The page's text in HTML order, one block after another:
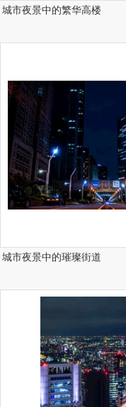
城市夜景中的繁华高楼
城市夜景中的璀璨街道